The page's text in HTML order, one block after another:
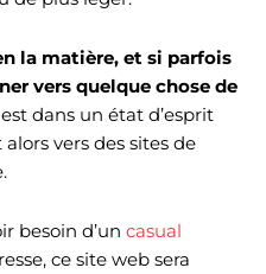
la matière, et si parfois
vers quelque chose de
dans un état d’esprit
vers des sites de
besoin d’un casual
ce site web sera